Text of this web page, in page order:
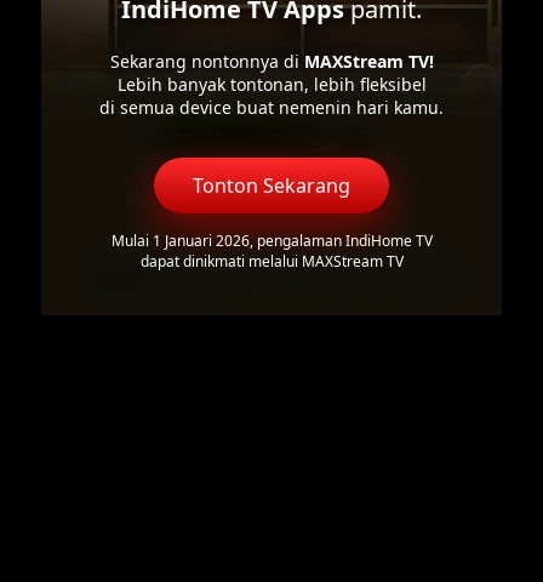
IndiHome TV Appspamit.
Sekarang nontonnya di MAXStream TV!
Lebih banyak tontonan, lebih fleksibel
di semua device buat nemenin hari kamu.
Tonton Sekarang
Mulai 1 Januari 2026, pengalaman IndiHome TV
dapat dinikmati melalui MAXStream TV